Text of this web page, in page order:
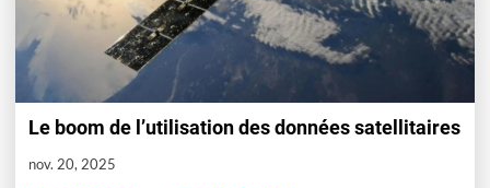
Le boom de l’utilisation des données satellitaires
nov. 20, 2025